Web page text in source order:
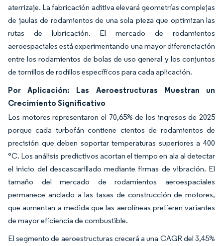
aterrizaje. La fabricación aditiva elevará geometrías complejas
de jaulas de rodamientos de una sola pieza que optimizan las
rutas de lubricación. El mercado de rodamientos
aeroespaciales está experimentando una mayor diferenciación
entre los rodamientos de bolas de uso general y los conjuntos
de tornillos de rodillos específicos para cada aplicación.
Por Aplicación: Las Aeroestructuras Muestran un
Crecimiento Significativo
Los motores representaron el 70,65% de los ingresos de 2025
porque cada turbofán contiene cientos de rodamientos de
precisión que deben soportar temperaturas superiores a 400
°C. Los análisis predictivos acortan el tiempo en ala al detectar
el inicio del descascarillado mediante firmas de vibración. El
tamaño del mercado de rodamientos aeroespaciales
permanece anclado a las tasas de construcción de motores,
que aumentan a medida que las aerolíneas prefieren variantes
de mayor eficiencia de combustible.
El segmento de aeroestructuras crecerá a una CAGR del 3,45%